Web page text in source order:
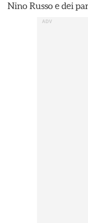
Nino Russo e dei